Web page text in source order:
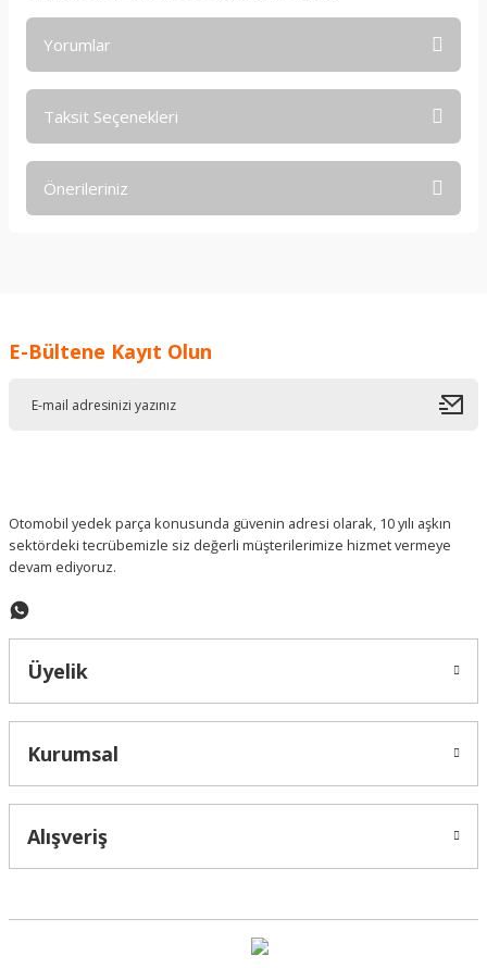
Yorumlar
Taksit Seçenekleri
Önerileriniz
Ürün resmi kalitesiz, bozuk veya görüntülenemiyor.
E-Bültene Kayıt Olun
Otomobil yedek parça konusunda güvenin adresi olarak, 10 yılı aşkın
sektördeki tecrübemizle siz değerli müşterilerimize hizmet vermeye
devam ediyoruz.
Üyelik
Kurumsal
Alışveriş